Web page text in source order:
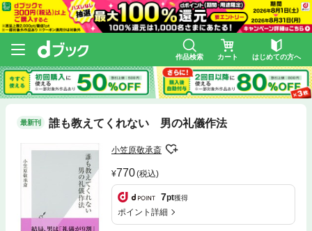
作品検索 カート はじめての方へ
最新刊 誰も教えてくれない 男の礼儀作法
小笠原敬承斎
770(税込)
7pt獲得
ポイント詳細